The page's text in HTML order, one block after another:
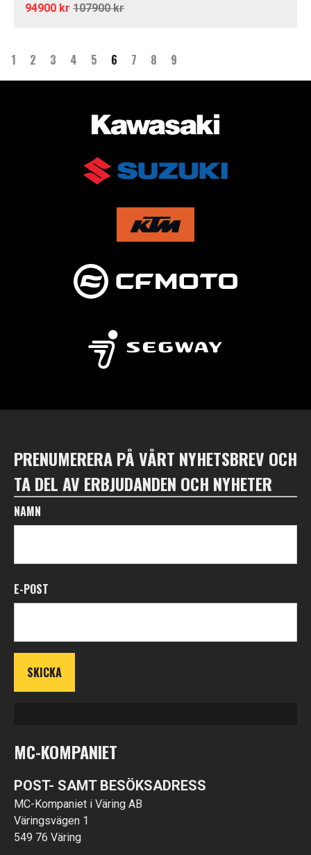
94900 kr 107900 kr
1 2 3 4 5 6 7 8 9
AUKTORISERAD ÅTERFÖRSÄLJARE AV
PRENUMERERA PÅ VÅRT NYHETSBREV OCH
TA DEL AV ERBJUDANDEN OCH NYHETER
NAMN
E-POST
MC-KOMPANIET
POST- SAMT BESÖKSADRESS
MC-Kompaniet i Väring AB
Väringsvägen 1
549 76 Väring